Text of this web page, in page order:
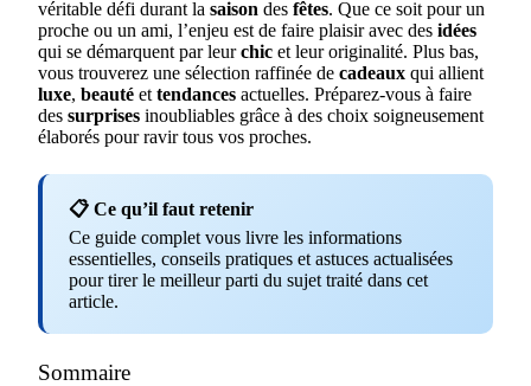
véritable défi durant la saison des fêtes. Que ce soit pour un
proche ou un ami, l’enjeu est de faire plaisir avec des idées
qui se démarquent par leurchic et leur originalité. Plus bas,
vous trouverez une sélection raffinée de cadeaux qui allient
luxe, beauté et tendances actuelles. Préparez-vous à faire
des surprises inoubliables grâce à des choix soigneusement
élaborés pour ravir tous vos proches.
📋 Ce qu’il faut retenir
Ce guide complet vous livre les informations
essentielles, conseils pratiques et astuces actualisées
pour tirer le meilleur parti du sujet traité dans cet
article.
Sommaire